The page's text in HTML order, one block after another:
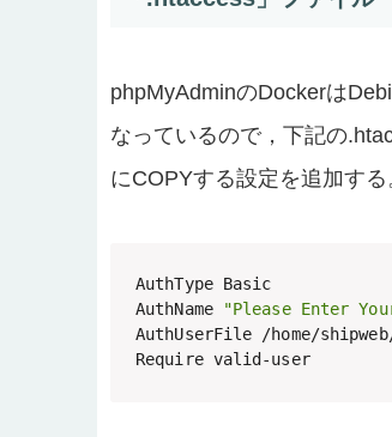
phpMyAdminのDockerは
なっているので，下記の
にCOPYする設定を追加する
AuthType Basic
AuthName
"Please Enter
AuthUserFile /home/
Require valid-user